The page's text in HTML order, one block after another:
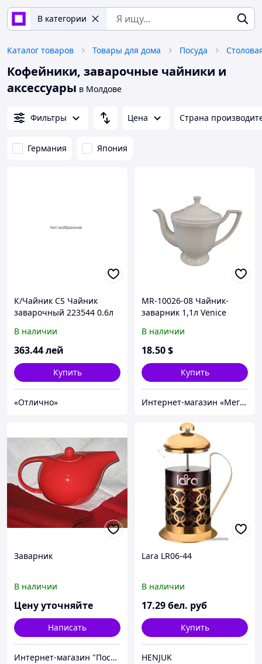
В категории
Каталог товаров Товары для дома Посуда
Кофейники, заварочные чайники и
аксессуары в Молдове
Фильтры Цена Страна
Германия Япония
К/Чайник CS Чайник
заварочный 223544 0.6л
В наличии
363.44лей
Купить
«Отлично»
MR-10026-08 Чайник-
заварник 1,1л Venice
В наличии
18.50$
Купить
Интернет-магазин «Мега»
Заварник
В наличии
Цену уточняйте
Написать
Интернет-магазин "Посудомания"
Lara LR06-44
В наличии
17.29бел. руб
Купить
HENJUK